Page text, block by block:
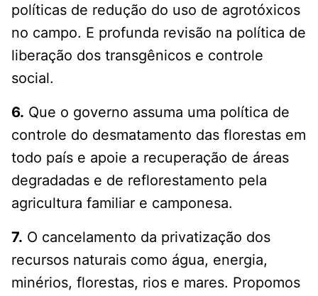
políticas de redução do uso de agrotóxicos
no campo. E profunda revisão na política de
liberação dos transgênicos e controle
social.
6. Que o governo assuma uma política de
controle do desmatamento das florestas em
todo país e apoie a recuperação de áreas
degradadas e de reflorestamento pela
agricultura familiar e camponesa.
7. O cancelamento da privatização dos
recursos naturais como água, energia,
minérios, florestas, rios e mares. Propomos